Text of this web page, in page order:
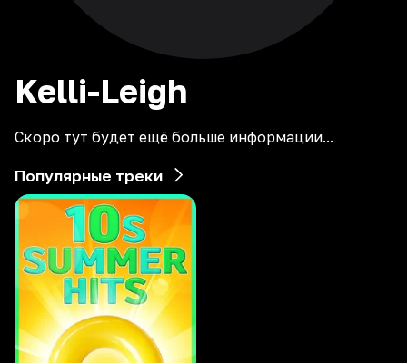
Kelli-Leigh
Скоро тут будет ещё больше информации...
Популярные треки